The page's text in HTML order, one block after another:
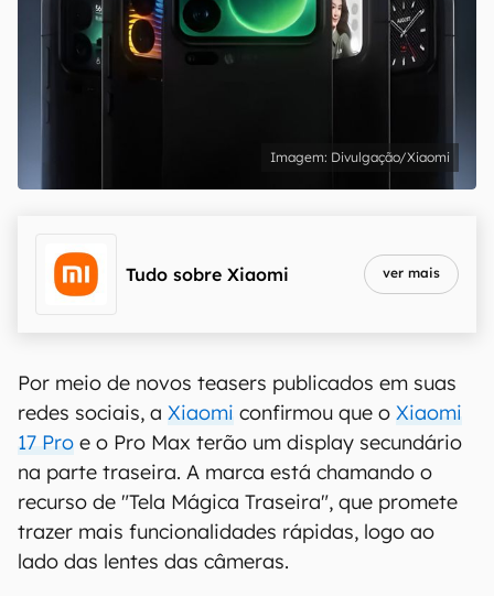
Divulgação/Xiaomi
Tudo sobre Xiaomi ver mais
Por meio de novos teasers publicados em suas
redes sociais, a Xiaomi confirmou que o Xiaomi
17 Pro e o Pro Max terão um display secundário
na parte traseira. A marca está chamando o
recurso de "Tela Mágica Traseira", que promete
trazer mais funcionalidades rápidas, logo ao
lado das lentes das câmeras.